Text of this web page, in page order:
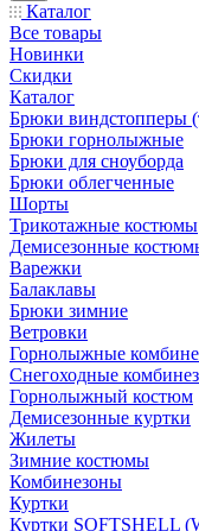
Каталог
Все товары
Новинки
Скидки
Каталог
Брюки виндстопперы
Брюки горнолыжные
Брюки для сноуборда
Брюки облегченные
Шорты
Трикотажные костюмы
Демисезонные
Варежки
Балаклавы
Брюки зимние
Ветровки
Горнолыжные
Снегоходные
Горнолыжный костюм
Демисезонные куртки
Жилеты
Зимние костюмы
Комбинезоны
Куртки
Куртки SOFTSHELL